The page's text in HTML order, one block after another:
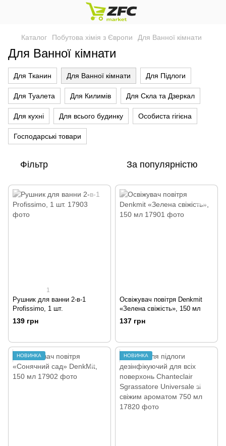
Каталог Побутова хімія з Європи Для Ванної кімнати
Для Ванної кімнати
Для Тканин Для Ванної кімнати Для Підлоги
Для Туалета Для Килимів Для Скла та Дзеркал
Для кухні Для всього будинку Особиста гігієна
Господарські товари
Фільтр За популярністю
1
Рушник для ванни 2-в-1
Profissimo, 1 шт.
139 грн
Освіжувач повітря Denkmit
«Зелена свіжість», 150 мл
137 грн
НОВИНКА НОВИНКА